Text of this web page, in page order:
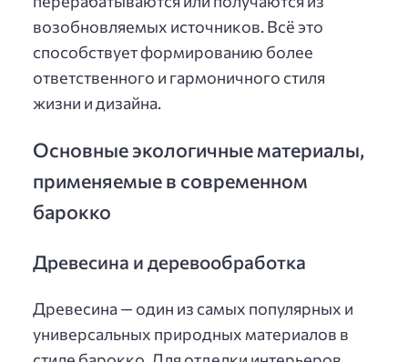
возобновляемых источников. Всё это
способствует формированию более
ответственного и гармоничного стиля
жизни и дизайна.
Основные экологичные материалы,
применяемые в современном
барокко
Древесина и деревообработка
Древесина — один из самых популярных и
универсальных природных материалов в